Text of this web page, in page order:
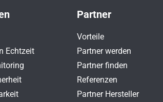
Echtzeit
Partner
Vorteile
Partner werden
Partner finden
Referenzen
Partner Hersteller